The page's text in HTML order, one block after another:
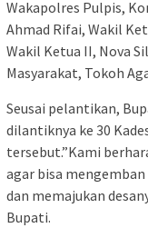
Wakapolres Pulpis,
Ahmad Rifai, Wakil
Wakil Ketua II, Nova
Masyarakat, Tokoh
Seusai pelantikan,
dilantiknya ke 30
tersebut.”Kami
agar bisa
dan memajukan
Bupati.